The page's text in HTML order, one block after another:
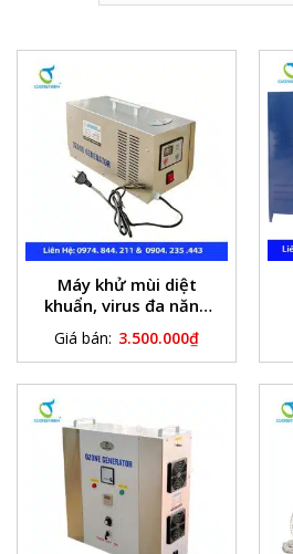
Máy khử mùi diệt
khuẩn, virus đa năng
Giá bán: 3.500.000₫